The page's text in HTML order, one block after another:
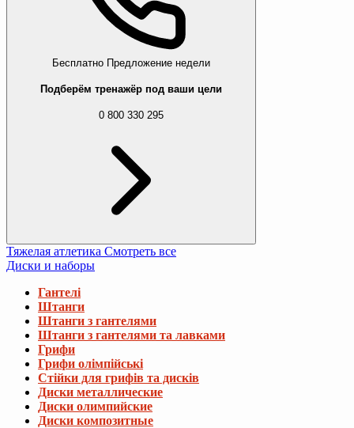
Бесплатно Предложение недели
Подберём тренажёр под ваши цели
0 800 330 295
Тяжелая атлетика Смотреть все
Диски и наборы
Гантелі
Штанги
Штанги з гантелями
Штанги з гантелями та лавками
Грифи
Грифи олімпійські
Стійки для грифів та дисків
Диски металлические
Диски олимпийские
Диски композитные